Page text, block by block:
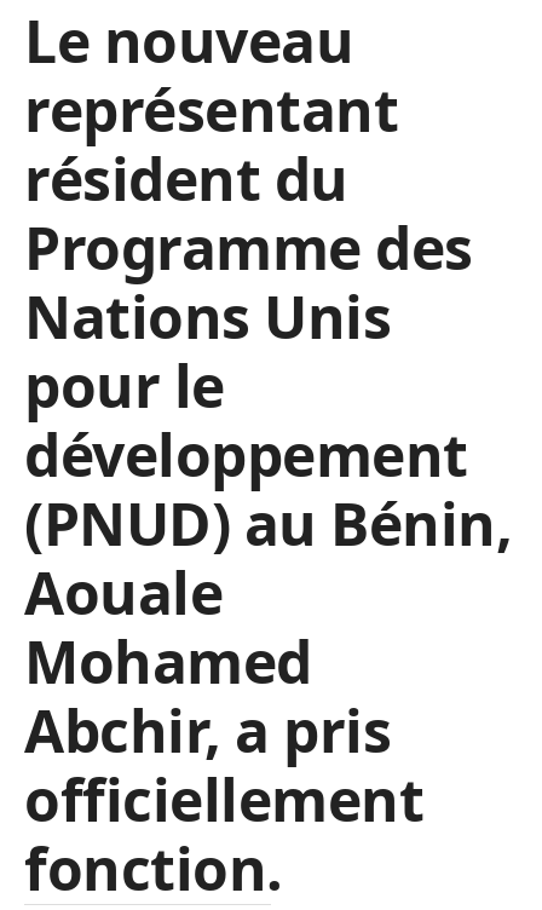
Le nouveau
représentant
résident du
Programme des
Nations Unis
pour le
développement
(PNUD) au Bénin,
Aouale
Mohamed
Abchir, a pris
officiellement
fonction.